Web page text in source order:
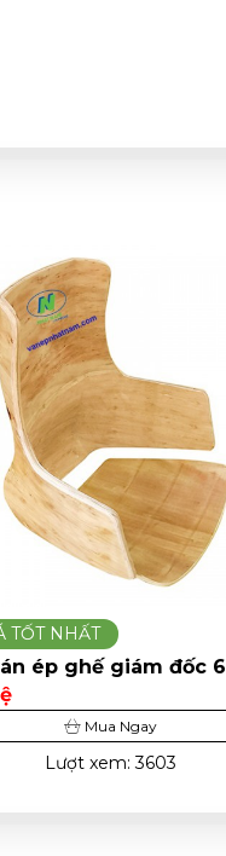
TỐT NHẤT
ép ghế giám đốc 6
Mua Ngay
Lượt xem: 3603